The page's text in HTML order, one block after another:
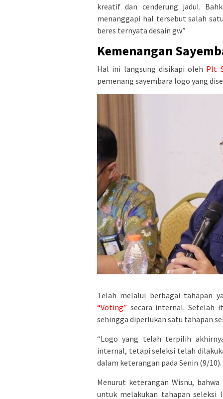
kreatif dan cenderung jadul.
menanggapi hal tersebut salah
beres ternyata desain gw”
Kemenangan
Hal ini langsung disikapi oleh Plt
pemenang sayembara logo yang
Telah melalui berbagai tahapan
“Voting” secara internal. Setelah
sehingga diperlukan satu tahapan
“Logo yang telah terpilih
internal, tetapi seleksi telah
dalam keterangan pada Senin (9/10).
Menurut keterangan Wisnu,
untuk melakukan tahapan seleksi